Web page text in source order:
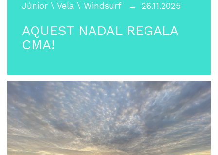
Júnior \ Vela \ Windsurf 26.11.2025
AQUEST NADAL REGALA
CMA!